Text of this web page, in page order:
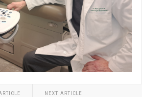
NEXT ARTICLE